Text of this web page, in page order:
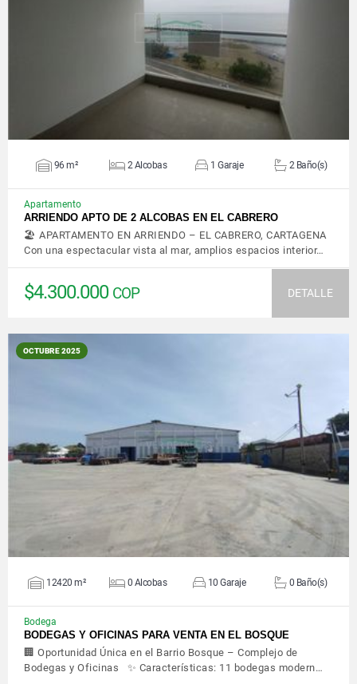
VER DETALLES
96 m² 2 Alcobas 1 Garaje 2 Baño(s)
Apartamento
ARRIENDO APTO DE 2 ALCOBAS EN EL CABRERO
🏖️ APARTAMENTO EN ARRIENDO – EL CABRERO, CARTAGENA
Con una espectacular vista al mar, amplios espacios interior…
$4.300.000 COP DETALLE
OCTUBRE 2025
VER DETALLES
12420 m² 0 Alcobas 10 Garaje 0 Baño(s)
Bodega
BODEGAS Y OFICINAS PARA VENTA EN EL BOSQUE
🏢 Oportunidad Única en el Barrio Bosque – Complejo de
Bodegas y Oficinas ✨ Características: 11 bodegas modern…